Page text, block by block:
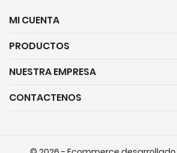
MI CUENTA
PRODUCTOS
NUESTRA EMPRESA
CONTACTENOS